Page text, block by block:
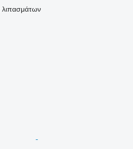
λιπασμάτων